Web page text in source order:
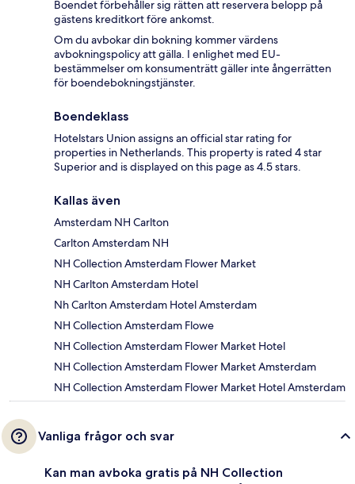
Boendet förbehåller sig rätten att reservera belopp på
gästens kreditkort före ankomst.
Om du avbokar din bokning kommer värdens
avbokningspolicy att gälla. I enlighet med EU-
bestämmelser om konsumenträtt gäller inte ångerrätten
för boendebokningstjänster.
Boendeklass
Hotelstars Union assigns an official star rating for
properties in Netherlands. This property is rated 4 star
Superior and is displayed on this page as 4.5 stars.
Kallas även
Amsterdam NH Carlton
Carlton Amsterdam NH
NH Collection Amsterdam Flower Market
NH Carlton Amsterdam Hotel
Nh Carlton Amsterdam Hotel Amsterdam
NH Collection Amsterdam Flowe
NH Collection Amsterdam Flower Market Hotel
NH Collection Amsterdam Flower Market Amsterdam
NH Collection Amsterdam Flower Market Hotel Amsterdam
Vanliga frågor och svar
Kan man avboka gratis på NH Collection